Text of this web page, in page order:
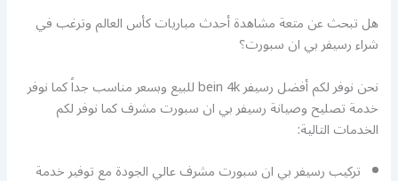
هل تبحث عن متعة مشاهدة أحدث مباريات كأس العالم وترغب في
شراء رسيفر بي ان سبورت؟
نحن نوفر لكم أفضل رسيفر bein 4k للبيع وبسعر مناسب جداً كما نوفر
خدمة تصليح وصيانة رسيفر بي ان سبورت مشرف كما نوفر لكم
الخدمات التالية:
تركيب رسيفر بي ان سبورت مشرف عالي الجودة مع توفير خدمة